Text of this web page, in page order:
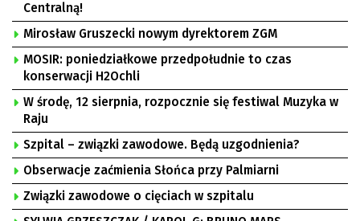
Centralną!
Mirosław Gruszecki nowym dyrektorem ZGM
MOSIR: poniedziałkowe przedpołudnie to czas
konserwacji H2Ochli
W środę, 12 sierpnia, rozpocznie się festiwal Muzyka w
Raju
Szpital – związki zawodowe. Będą uzgodnienia?
Obserwacje zaćmienia Słońca przy Palmiarni
Związki zawodowe o cięciach w szpitalu